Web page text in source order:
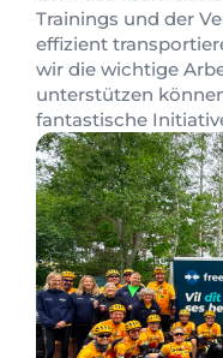
Trainings und der
effizient
wir die wichtige
unterstützen
fantastische